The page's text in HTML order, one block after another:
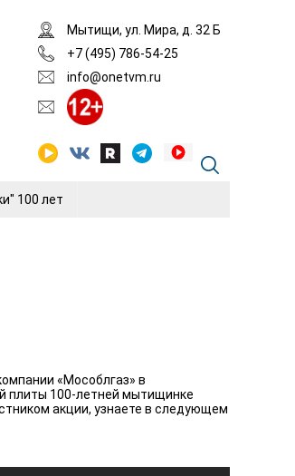
Мытищи, ул. Мира, д. 32 Б
+7 (495) 786-54-25
info@onetvm.ru
100 лет
«Мособлгаз» в
плиты 100-летней мытищинке
акции, узнаете в следующем